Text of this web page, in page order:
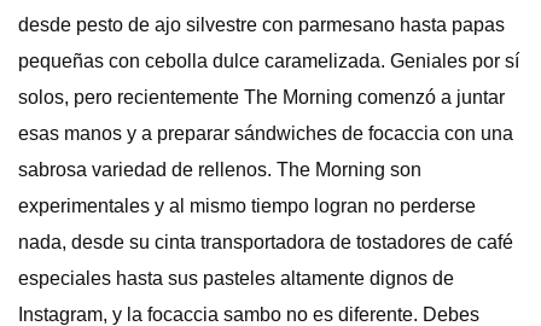
desde pesto de ajo silvestre con parmesano hasta papas
pequeñas con cebolla dulce caramelizada. Geniales por sí
solos, pero recientemente The Morning comenzó a juntar
esas manos y a preparar sándwiches de focaccia con una
sabrosa variedad de rellenos. The Morning son
experimentales y al mismo tiempo logran no perderse
nada, desde su cinta transportadora de tostadores de café
especiales hasta sus pasteles altamente dignos de
Instagram, y la focaccia sambo no es diferente. Debes